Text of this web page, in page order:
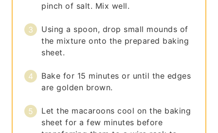
pinch of salt. Mix well.
Using a spoon, drop small mounds of
the mixture onto the prepared baking
sheet.
Bake for 15 minutes or until the edges
are golden brown.
Let the macaroons cool on the baking
sheet for a few minutes before